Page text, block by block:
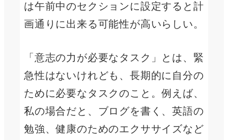
は午前中のセクションに設定すると計
画通りに出来る可能性が高いらしい。
「意志の力が必要なタスク」とは、緊
急性はないけれども、長期的に自分の
ために必要なタスクのこと。例えば、
私の場合だと、ブログを書く、英語の
勉強、健康のためのエクササイズなど